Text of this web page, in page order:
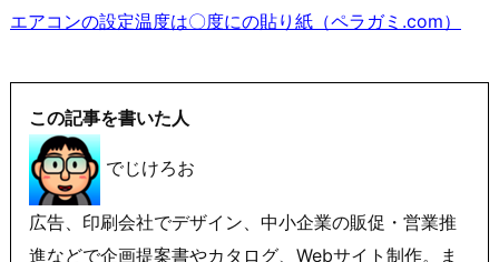
エアコンの設定温度は〇度にの貼り紙（ペラガミ.com）
この記事を書いた人
でじけろお
広告、印刷会社でデザイン、中小企業の販促・営業推
進などで企画提案書やカタログ、Webサイト制作。ま